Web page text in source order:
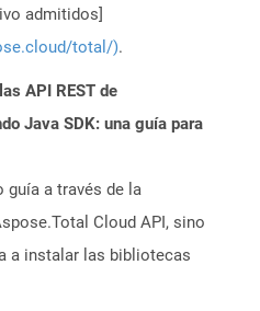
admitidos]
total/).
API REST de
Java SDK: una guía para
guía a través de la
Cloud API, sino
a instalar las bibliotecas